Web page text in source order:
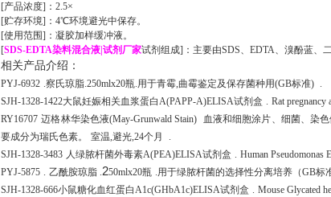
[产品浓度]：2.5×
[贮存环境]：4℃环境避光中保存。
[使用范围]：凝胶加样缓冲液。
[SDS-EDTA染料混合液|试剂厂家试剂组成]：主要由SDS、EDTA、溴酚蓝、
相关产品介绍：
PYJ-6932 .察氏琼脂.250mlx20瓶.用于青霉,曲霉鉴定及保存菌种用(GB标准) .
SJH-1328-1422大鼠妊娠相关血浆蛋白A(PAPP-A)ELISA试剂盒 . Rat pregnancy
RY16707 迈格林华染色液(May-Grunwald Stain) 血液和细胞涂片、细菌、染
要成分为瑞氏色素。
室温,避光,24个月
.
SJH-1328-3483 人绿脓杆菌外毒素A(PEA)ELISA试剂盒 . Human
PYJ-5875 . 乙酰胺琼脂 .250mlx20瓶 .用于绿脓杆菌的选择性分离培养（GB标
SJH-1328-666小鼠糖化血红蛋白A1c(GHbA1c)ELISA试剂盒 . Mouse Glycated